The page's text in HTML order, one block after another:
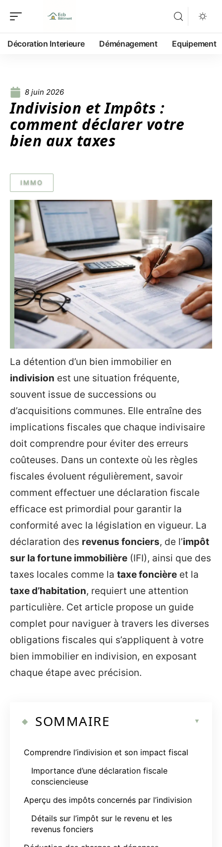
Décoration Interieure Déménagement Equipement
8 juin 2026
Indivision et Impôts :
comment déclarer votre
bien aux taxes
IMMO
La détention d’un bien immobilier en
indivision est une situation fréquente,
souvent issue de successions ou
d’acquisitions communes. Elle entraîne des
implications fiscales que chaque indivisaire
doit comprendre pour éviter des erreurs
coûteuses. Dans un contexte où les règles
fiscales évoluent régulièrement, savoir
comment effectuer une déclaration fiscale
efficace est primordial pour garantir la
conformité avec la législation en vigueur. La
déclaration des revenus fonciers, de l’impôt
sur la fortune immobilière (IFI), ainsi que des
taxes locales comme la taxe foncière et la
taxe d’habitation, requiert une attention
particulière. Cet article propose un guide
complet pour naviguer à travers les diverses
obligations fiscales qui s’appliquent à votre
bien immobilier en indivision, en exposant
chaque étape avec précision.
SOMMAIRE
Comprendre l’indivision et son impact fiscal
Importance d’une déclaration fiscale
consciencieuse
Aperçu des impôts concernés par l’indivision
Détails sur l’impôt sur le revenu et les
revenus fonciers